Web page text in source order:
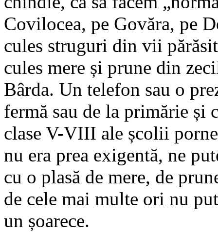
Covilocea, pe Govăra, pe
cules struguri din vii
cules mere și prune din
Bârda. Un telefon sau o
fermă sau de la primărie și
clase V-VIII ale școlii
nu era prea exigentă, ne
cu o plasă de mere, de
de cele mai multe ori nu
un șoarece.